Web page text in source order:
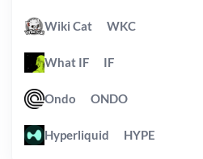
Wiki Cat WKC
What IF IF
Ondo ONDO
Hyperliquid HYPE